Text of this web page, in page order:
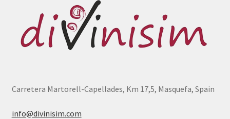
Carretera Martorell-Capellades, Km 17,5, Masquefa, Spain
info@divinisim.com